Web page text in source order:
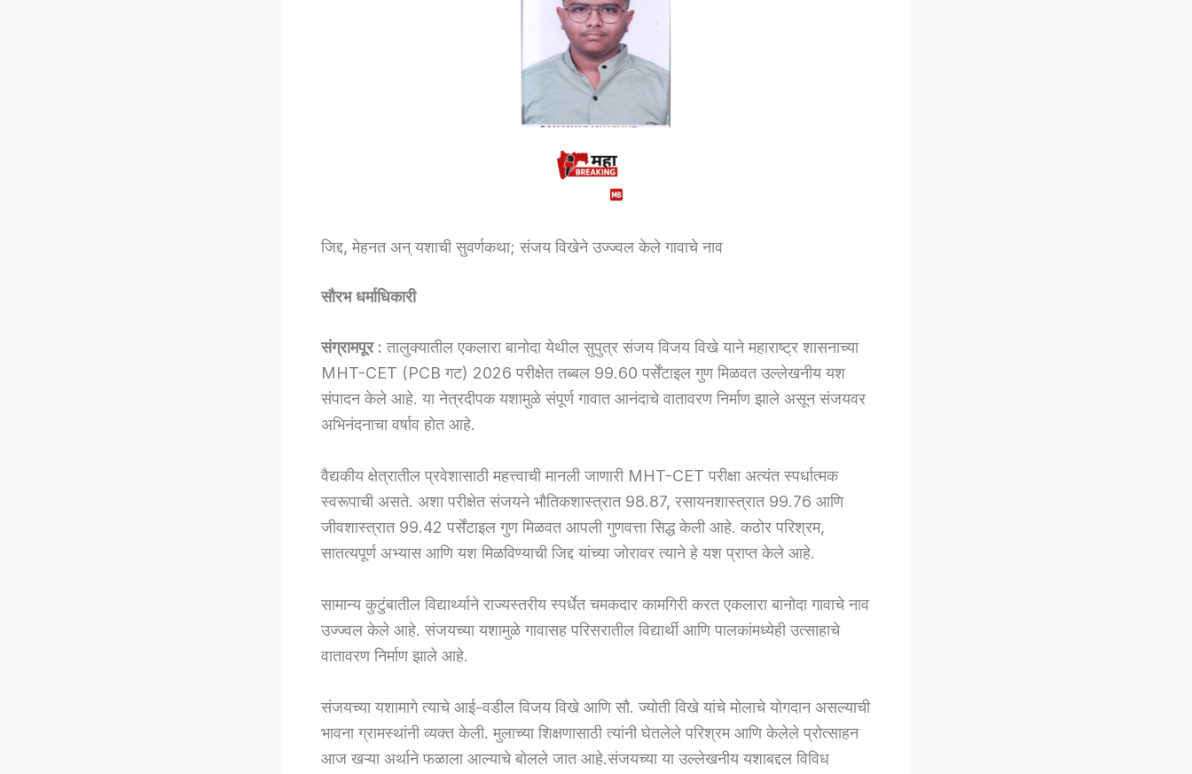
जिद्द, मेहनत अन् यशाची सुवर्णकथा; संजय विखेने उज्ज्वल केले गावाचे नाव
सौरभ धर्माधिकारी
संग्रामपूर : तालुक्यातील एकलारा बानोदा येथील सुपुत्र संजय विजय विखे याने महाराष्ट्र शासनाच्या
MHT-CET (PCB गट) 2026 परीक्षेत तब्बल 99.60 पर्सेंटाइल गुण मिळवत उल्लेखनीय यश
संपादन केले आहे. या नेत्रदीपक यशामुळे संपूर्ण गावात आनंदाचे वातावरण निर्माण झाले असून संजयवर
अभिनंदनाचा वर्षाव होत आहे.
वैद्यकीय क्षेत्रातील प्रवेशासाठी महत्त्वाची मानली जाणारी MHT-CET परीक्षा अत्यंत स्पर्धात्मक
स्वरूपाची असते. अशा परीक्षेत संजयने भौतिकशास्त्रात 98.87, रसायनशास्त्रात 99.76 आणि
जीवशास्त्रात 99.42 पर्सेंटाइल गुण मिळवत आपली गुणवत्ता सिद्ध केली आहे. कठोर परिश्रम,
सातत्यपूर्ण अभ्यास आणि यश मिळविण्याची जिद्द यांच्या जोरावर त्याने हे यश प्राप्त केले आहे.
सामान्य कुटुंबातील विद्यार्थ्याने राज्यस्तरीय स्पर्धेत चमकदार कामगिरी करत एकलारा बानोदा गावाचे नाव
उज्ज्वल केले आहे. संजयच्या यशामुळे गावासह परिसरातील विद्यार्थी आणि पालकांमध्येही उत्साहाचे
वातावरण निर्माण झाले आहे.
संजयच्या यशामागे त्याचे आई-वडील विजय विखे आणि सौ. ज्योती विखे यांचे मोलाचे योगदान असल्याची
भावना ग्रामस्थांनी व्यक्त केली. मुलाच्या शिक्षणासाठी त्यांनी घेतलेले परिश्रम आणि केलेले प्रोत्साहन
आज खऱ्या अर्थाने फळाला आल्याचे बोलले जात आहे.संजयच्या या उल्लेखनीय यशाबद्दल विविध